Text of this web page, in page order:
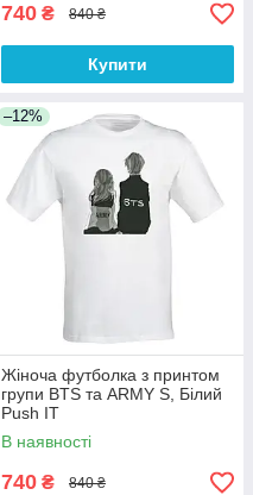
740 ₴ 840 ₴
Купити
–12%
Жіноча футболка з принтом
групи BTS та ARMY S, Білий
Push IT
В наявності
740 ₴ 840 ₴